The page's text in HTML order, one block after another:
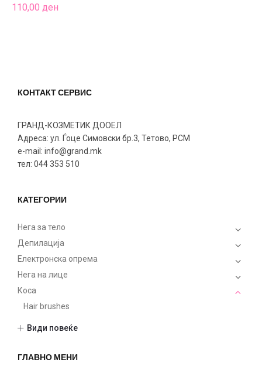
110,00 ден
КОНТАКТ СЕРВИС
ГРАНД-КОЗМЕТИК ДООЕЛ
Адреса: ул. Ѓоце Симовски бр.3, Тетово, РСМ
e-mail: info@grand.mk
тел: 044 353 510
КАТЕГОРИИ
Нега за тело
Депилација
Електронска опрема
Нега на лице
Коса
Hair brushes
Masks
Види повеќе
ГЛАВНО МЕНИ